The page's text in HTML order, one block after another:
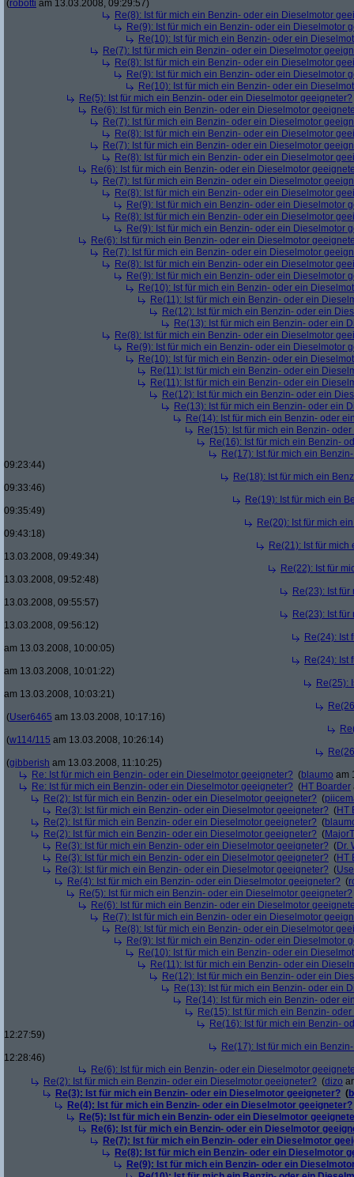
(robotti am 13.03.2008, 09:29:57)
Re(8): Ist für mich ein Benzin- oder ein Dieselmotor
Re(9): Ist für mich ein Benzin- oder ein Dieselmotor
Re(10): Ist für mich ein Benzin- oder ein
Re(7): Ist für mich ein Benzin- oder ein Dieselmotor
Re(8): Ist für mich ein Benzin- oder ein Dieselmotor
Re(9): Ist für mich ein Benzin- oder ein Dieselmotor
Re(10): Ist für mich ein Benzin- oder ein
Re(5): Ist für mich ein Benzin- oder ein Dieselmotor geeigneter?
Re(6): Ist für mich ein Benzin- oder ein Dieselmotor
Re(7): Ist für mich ein Benzin- oder ein Dieselmotor
Re(8): Ist für mich ein Benzin- oder ein Dieselmotor
Re(7): Ist für mich ein Benzin- oder ein Dieselmotor
Re(8): Ist für mich ein Benzin- oder ein Dieselmotor
Re(6): Ist für mich ein Benzin- oder ein Dieselmotor
Re(7): Ist für mich ein Benzin- oder ein Dieselmotor
Re(8): Ist für mich ein Benzin- oder ein Dieselmotor
Re(9): Ist für mich ein Benzin- oder ein Dieselmotor
Re(8): Ist für mich ein Benzin- oder ein Dieselmotor
Re(9): Ist für mich ein Benzin- oder ein Dieselmotor
Re(6): Ist für mich ein Benzin- oder ein Dieselmotor
Re(7): Ist für mich ein Benzin- oder ein Dieselmotor
Re(8): Ist für mich ein Benzin- oder ein Dieselmotor
Re(9): Ist für mich ein Benzin- oder ein Dieselmotor
Re(10): Ist für mich ein Benzin- oder ein
Re(11): Ist für mich ein Benzin- oder ein
Re(12): Ist für mich ein Benzin- oder ein
Re(13): Ist für mich ein Benzin- oder ein
Re(8): Ist für mich ein Benzin- oder ein Dieselmotor
Re(9): Ist für mich ein Benzin- oder ein Dieselmotor
Re(10): Ist für mich ein Benzin- oder ein
Re(11): Ist für mich ein Benzin- oder ein
Re(11): Ist für mich ein Benzin- oder ein
Re(12): Ist für mich ein Benzin- oder ein
Re(13): Ist für mich ein Benzin- oder ein
Re(14): Ist für mich ein Benzin- oder
Re(15): Ist für mich ein Benzin-
Re(16): Ist für mich ein Benzin-
Re(17): Ist für mich ein
09:23:44)
Re(18): Ist für mich ein
09:33:46)
Re(19): Ist für mich ein
09:35:49)
Re(20): Ist für mich
09:43:18)
Re(21): Ist für
13.03.2008, 09:49:34)
Re(22): Ist für
13.03.2008, 09:52:48)
Re(23): Ist
13.03.2008, 09:55:57)
Re(23): Ist
13.03.2008, 09:56:12)
Re(24): Ist
am 13.03.2008, 10:00:05)
Re(24): Ist
am 13.03.2008, 10:01:22)
Re(25):
am 13.03.2008, 10:03:21)
(User6465 am 13.03.2008, 10:17:16)
(w114/115 am 13.03.2008, 10:26:14)
(gibberish am 13.03.2008, 11:10:25)
Re: Ist für mich ein Benzin- oder ein Dieselmotor geeigneter? (blaumo am
Re: Ist für mich ein Benzin- oder ein Dieselmotor geeigneter? (HT Boarder
Re(2): Ist für mich ein Benzin- oder ein Dieselmotor geeigneter? (
Re(3): Ist für mich ein Benzin- oder ein Dieselmotor geeigneter? (HT
Re(2): Ist für mich ein Benzin- oder ein Dieselmotor geeigneter? (
Re(2): Ist für mich ein Benzin- oder ein Dieselmotor geeigneter? (
Re(3): Ist für mich ein Benzin- oder ein Dieselmotor geeigneter? (Dr.
Re(3): Ist für mich ein Benzin- oder ein Dieselmotor geeigneter? (HT
Re(3): Ist für mich ein Benzin- oder ein Dieselmotor geeigneter? (
Re(4): Ist für mich ein Benzin- oder ein Dieselmotor geeigneter? (
Re(5): Ist für mich ein Benzin- oder ein Dieselmotor geeigneter?
Re(6): Ist für mich ein Benzin- oder ein Dieselmotor
Re(7): Ist für mich ein Benzin- oder ein Dieselmotor
Re(8): Ist für mich ein Benzin- oder ein Dieselmotor
Re(9): Ist für mich ein Benzin- oder ein Dieselmotor
Re(10): Ist für mich ein Benzin- oder ein
Re(11): Ist für mich ein Benzin- oder ein
Re(12): Ist für mich ein Benzin- oder ein
Re(13): Ist für mich ein Benzin- oder ein
Re(14): Ist für mich ein Benzin- oder
Re(15): Ist für mich ein Benzin-
Re(16): Ist für mich ein Benzin-
12:27:59)
Re(17): Ist für mich ein
12:28:46)
Re(6): Ist für mich ein Benzin- oder ein Dieselmotor
Re(2): Ist für mich ein Benzin- oder ein Dieselmotor geeigneter? (dizo
Re(3): Ist für mich ein Benzin- oder ein Dieselmotor geeigneter? (
Re(4): Ist für mich ein Benzin- oder ein Dieselmotor geeigneter?
Re(5): Ist für mich ein Benzin- oder ein Dieselmotor
Re(6): Ist für mich ein Benzin- oder ein Dieselmotor
Re(7): Ist für mich ein Benzin- oder ein Dieselmotor
Re(8): Ist für mich ein Benzin- oder ein Dieselmotor
Re(9): Ist für mich ein Benzin- oder ein